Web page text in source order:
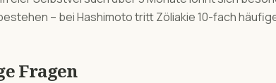
– bei Hashimoto tritt Zöliakie 10-fach
Fragen